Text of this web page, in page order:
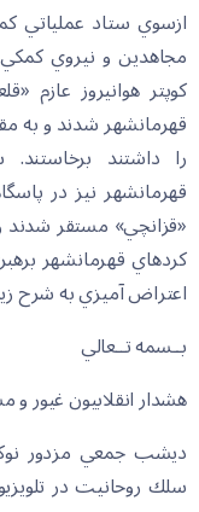
مجاهدين و نيروي
كوپتر هوانيروز عازم
قهرمانشهر شدند و به
را داشتند
قهرمانشهر نيز در
«قزانچي» مستقر شدند
كردهاي قهرمانشهر
اعتراض آميزي به شرح
بــسمه تــعالي
هشدار انقلابيون غيور
ديشب جمعي مزدور
سلك روحانيت در